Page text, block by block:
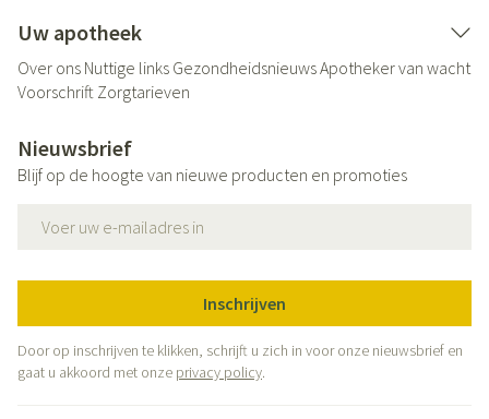
Uw apotheek
Over ons Nuttige links GezondheidsnieuwsApotheker van wacht
Voorschrift Zorgtarieven
Nieuwsbrief
Blijf op de hoogte van nieuwe producten en promoties
Inschrijven
Door op inschrijven te klikken, schrijft u zich in voor onze nieuwsbrief en
gaat u akkoord met onze privacy policy.